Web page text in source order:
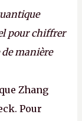
pour chiffrer
de manière
Zhang
Pour